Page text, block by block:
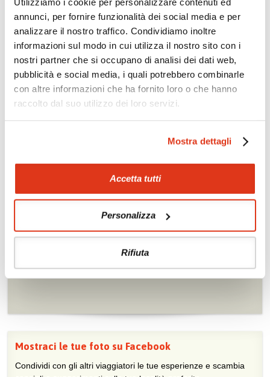
annunci, per fornire funzionalità dei social media e per
analizzare il nostro traffico. Condividiamo inoltre
informazioni sul modo in cui utilizza il nostro sito con i
nostri partner che si occupano di analisi dei dati web,
pubblicità e social media, i quali potrebbero combinarle
con altre informazioni che ha fornito loro o che hanno
raccolto dal suo utilizzo dei loro servizi.
Mostra dettagli
Accetta tutti
Personalizza
Rifiuta
Da non perdere in Laos
Etnoturismo
Treni di lusso
Crociera sul Mekong
Tour correlati
Il Laos può essere abbinato a tour in
, oppure come estensione allaThailandia
Singapore.
Mostraci le tue foto su Facebook
Condividi con gli altri viaggiatori le tue esperienze e scambia